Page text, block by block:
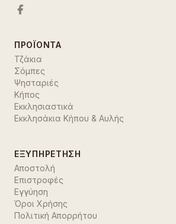
ΠΡΟΪΌΝΤΑ
Τζάκια
Σόμπες
Ψησταριές
Κήπος
Εκκλησιαστικά
Εκκλησάκια Κήπου & Αυλής
ΕΞΥΠΗΡΈΤΗΣΗ
Αποστολή
Επιστροφές
Εγγύηση
Όροι Χρήσης
Πολιτική Απορρήτου